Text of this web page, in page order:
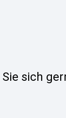
sich